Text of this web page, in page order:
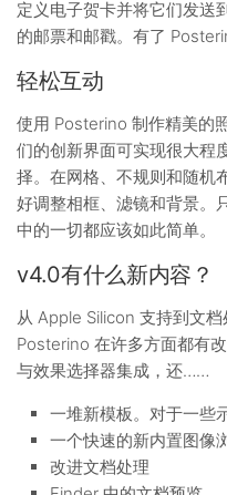
定义电子贺卡并将它们发送
的邮票和邮戳。有了
轻松互动
使用 Posterino 制作精美的
们的创新界面可实现很大程
择。在网格、不规则和随机
好调整相框、滤镜和背景。
中的一切都应该如此简单。
v4.0有什么新内容？
从 Apple Silicon 支持到文档
Posterino 在许多方面都有
与效果选择器集成，还……
一堆新模板。对于一些
一个快速的新内置图像
改进文档处理